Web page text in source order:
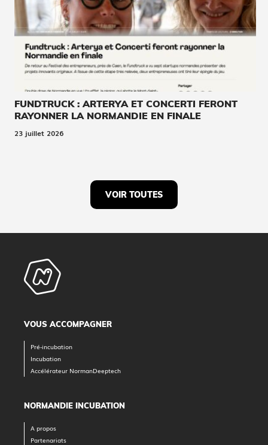
FUNDTRUCK : ARTERYA ET CONCERTI FERONT
RAYONNER LA NORMANDIE EN FINALE
23 juillet 2026
VOIR TOUTES
VOUS ACCOMPAGNER
Pré-incubation
Incubation
Accélérateur NormanDeeptech
NORMANDIE INCUBATION
A propos
Partenariats